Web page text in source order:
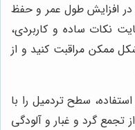
افزایش طول عمر و حفظ
نکات ساده و کاربردی،
ممکن مراقبت کنید و از
استفاده، سطح تردمیل را با
تجمع گرد و غبار و آلودگی